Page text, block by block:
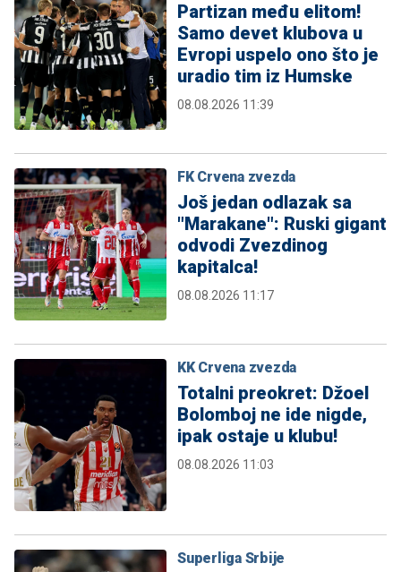
Partizan među elitom!
Samo devet klubova u
Evropi uspelo ono što je
uradio tim iz Humske
08.08.2026 11:39
FK Crvena zvezda
Još jedan odlazak sa
"Marakane": Ruski gigant
odvodi Zvezdinog
kapitalca!
08.08.2026 11:17
KK Crvena zvezda
Totalni preokret: Džoel
Bolomboj ne ide nigde,
ipak ostaje u klubu!
08.08.2026 11:03
Superliga Srbije